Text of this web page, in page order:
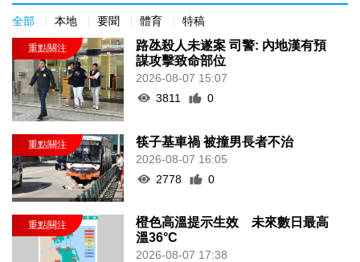
全部 本地 要聞 體育 特稿
路氹殺人未遂案 司警: 內地漢有預
謀攻擊致命部位
2026-08-07 15:07
3811
0
筷子基車禍 被撞男長者不治
2026-08-07 16:05
2778
0
橙色高溫提示生效 未來數日最高
溫36°C
2026-08-07 17:38